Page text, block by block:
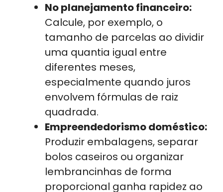
No planejamento financeiro:
Calcule, por exemplo, o
tamanho de parcelas ao dividir
uma quantia igual entre
diferentes meses,
especialmente quando juros
envolvem fórmulas de raiz
quadrada.
Empreendedorismo doméstico:
Produzir embalagens, separar
bolos caseiros ou organizar
lembrancinhas de forma
proporcional ganha rapidez ao